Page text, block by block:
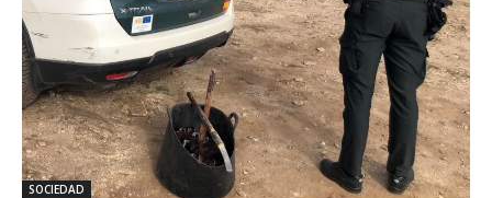
SOCIEDAD